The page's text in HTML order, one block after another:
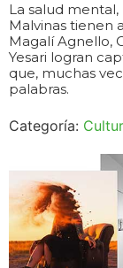
La salud mental,
Malvinas tienen
Magalí Agnello,
Yesari logran
que, muchas
palabras.
Categoría: